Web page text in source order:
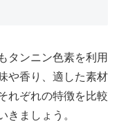
タンニン色素を利用
や香り、適した素材
れぞれの特徴を比較
きましょう。